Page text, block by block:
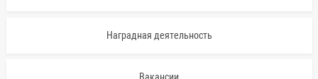
Наградная деятельность